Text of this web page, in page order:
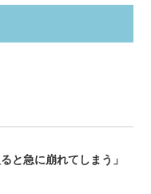
と急に崩れてしまう」